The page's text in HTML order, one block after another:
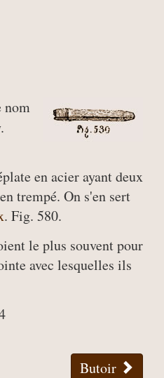
nom
en acier ayant deux
trempé. On s'en sert
. Fig. 580.
le plus souvent pour
avec lesquelles ils
Butoir